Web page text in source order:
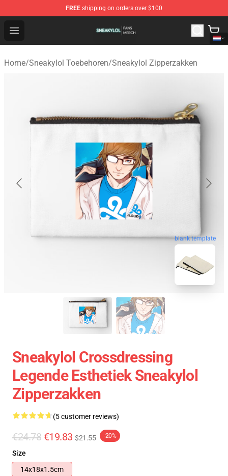
FREE shipping on orders over $100
Open menu
Sneakylol Shop - Official Sneakylol Merchandise Store
Home/Sneakylol Toebehoren/Sneakylol Zipperzakken
blank template
Sneakylol Crossdressing
Legende Esthetiek Sneakylol
Zipperzakken
(5 customer reviews)
€24.78 €19.83 $21.55 -20%
Size
14x18x1.5cm